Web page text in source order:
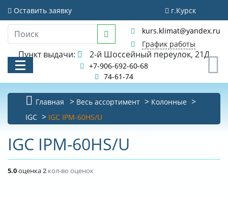
Оставить заявку г.Курск
kurs.klimat@yandex.ru
График работы
Пункт выдачи: 2-й Шоссейный переулок, 21Д
+7-906-692-60-68
74-61-74
КАТАЛОГ
АКЦИИ И РАСПРОДАЖИ
УСЛУГИ
Главная Весь ассортимент
Колонные
IGC
IGC IPM-60HS/U
IGC IPM-60HS/U
5.0оценка2 кол-во оценок